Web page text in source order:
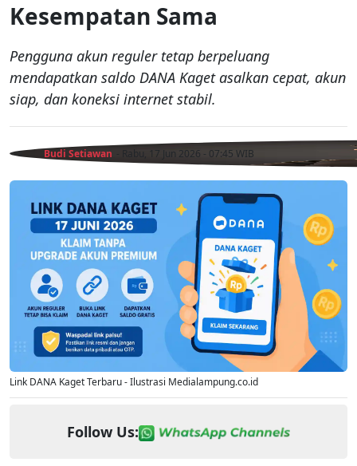
Kesempatan Sama
Pengguna akun reguler tetap berpeluang
mendapatkan saldo DANA Kaget asalkan cepat, akun
siap, dan koneksi internet stabil.
Budi Setiawan - Rabu, 17 Jun 2026 - 07:45 WIB
Link DANA Kaget Terbaru - Ilustrasi Medialampung.co.id
Follow Us: